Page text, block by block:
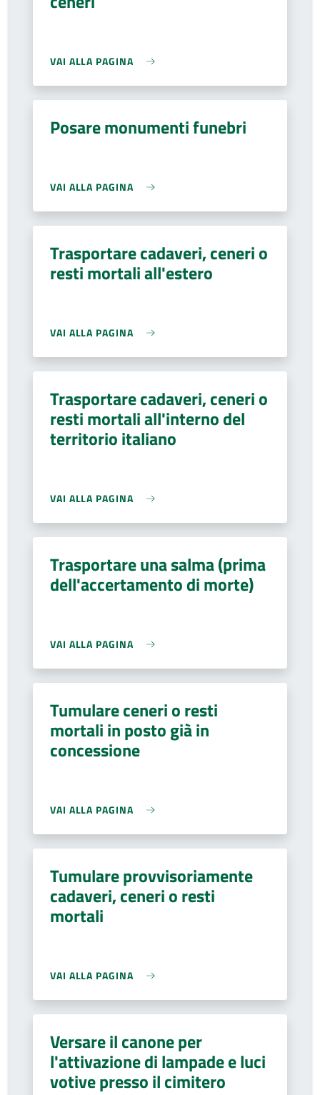
VAI ALLA PAGINA
Posare monumenti funebri
VAI ALLA PAGINA
Trasportare cadaveri, ceneri o
resti mortali all'estero
VAI ALLA PAGINA
Trasportare cadaveri, ceneri o
resti mortali all'interno del
territorio italiano
VAI ALLA PAGINA
Trasportare una salma (prima
dell'accertamento di morte)
VAI ALLA PAGINA
Tumulare ceneri o resti
mortali in posto già in
concessione
VAI ALLA PAGINA
Tumulare provvisoriamente
cadaveri, ceneri o resti
mortali
VAI ALLA PAGINA
Versare il canone per
l'attivazione di lampade e luci
votive presso il cimitero